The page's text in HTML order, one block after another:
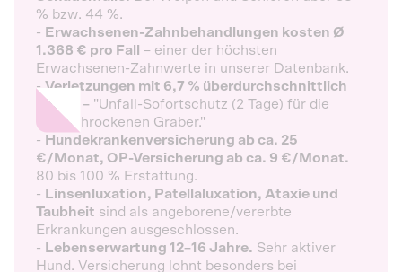
% bzw. 44 %.
- Erwachsenen-Zahnbehandlungen kosten Ø
1.368 € pro Fall
– einer der höchsten
Erwachsenen-Zahnwerte in unserer Datenbank.
- Verletzungen mit 6,7 % überdurchschnittlich
häufig – "Unfall-Sofortschutz (2 Tage) für die
unerschrockenen Graber."
- Hundekrankenversicherung ab ca. 25
€/Monat, OP-Versicherung ab ca. 9 €/Monat.
80 bis 100 % Erstattung.
- Linsenluxation, Patellaluxation, Ataxie und
Taubheit sind als angeborene/vererbte
Erkrankungen ausgeschlossen.
- Lebenserwartung 12–16 Jahre. Sehr aktiver
Hund. Versicherung lohnt besonders bei